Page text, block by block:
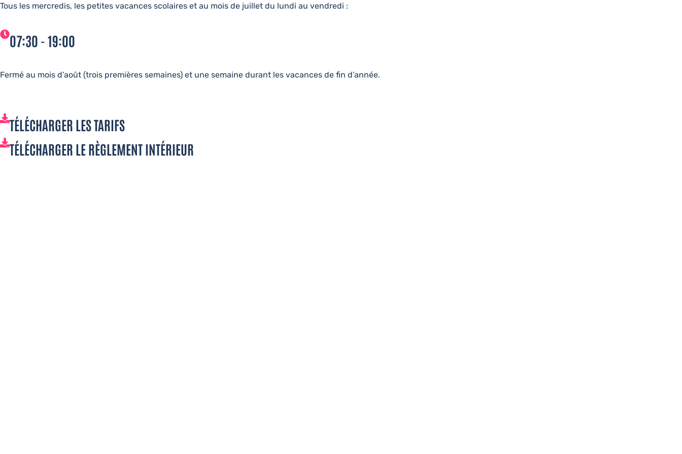
Tous les mercredis, les petites vacances scolaires et au mois de juillet du lundi au vendredi :
07:30 - 19:00
Fermé au mois d’août (trois premières semaines) et une semaine durant les vacances de fin d’année.
TÉLÉCHARGER LES TARIFS
TÉLÉCHARGER LE RÈGLEMENT INTÉRIEUR